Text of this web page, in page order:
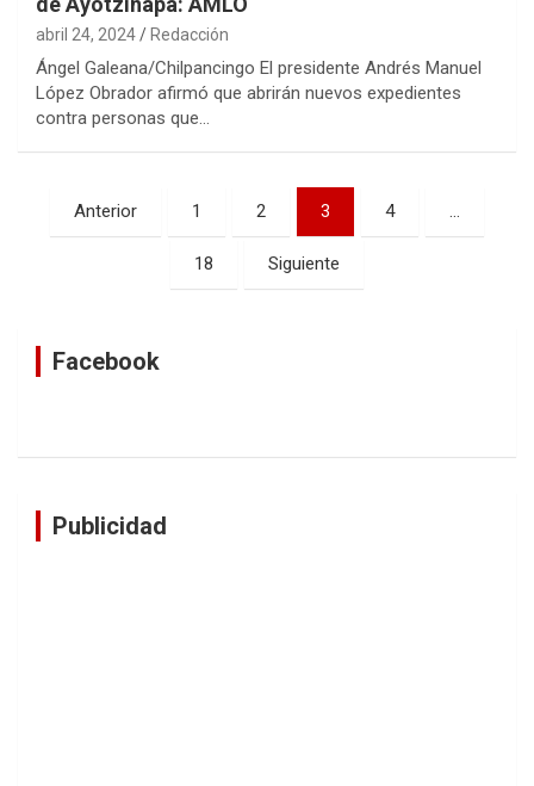
abril 24, 2024 Redacción
Ángel Galeana/Chilpancingo El presidente Andrés Manuel
López Obrador afirmó que abrirán nuevos expedientes
contra personas que…
Navegación
de
Anterior 1 2 3 4 …
18 Siguiente
Facebook
Publicidad